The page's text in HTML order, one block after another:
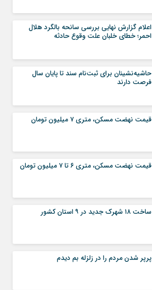
اعلام گزارش نهایی بررسی سانحه بالگرد هلال
احمر؛ خطای خلبان علت وقوع حادثه
حاشیه‌نشینان برای ثبت‌نام سند تا پایان سال
فرصت دارند
قیمت نهضت مسکن، متری ۷ میلیون تومان
قیمت نهضت مسکن، متری ۶ تا ۷ میلیون تومان
ساخت ۱۸ شهرک جدید در ۹ استان کشور
پرپر شدن مردم را در زلزله بم دیدم